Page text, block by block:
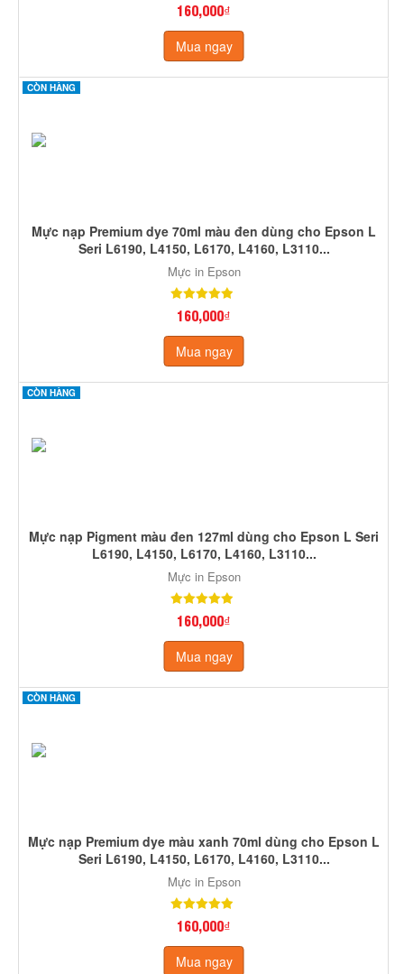
160,000₫
Mua ngay
CÒN HÀNG
Mực nạp Premium dye 70ml màu đen dùng cho Epson L
Seri L6190, L4150, L6170, L4160, L3110...
Mực in Epson
160,000₫
Mua ngay
CÒN HÀNG
Mực nạp Pigment màu đen 127ml dùng cho Epson L Seri
L6190, L4150, L6170, L4160, L3110...
Mực in Epson
160,000₫
Mua ngay
CÒN HÀNG
Mực nạp Premium dye màu xanh 70ml dùng cho Epson L
Seri L6190, L4150, L6170, L4160, L3110...
Mực in Epson
160,000₫
Mua ngay